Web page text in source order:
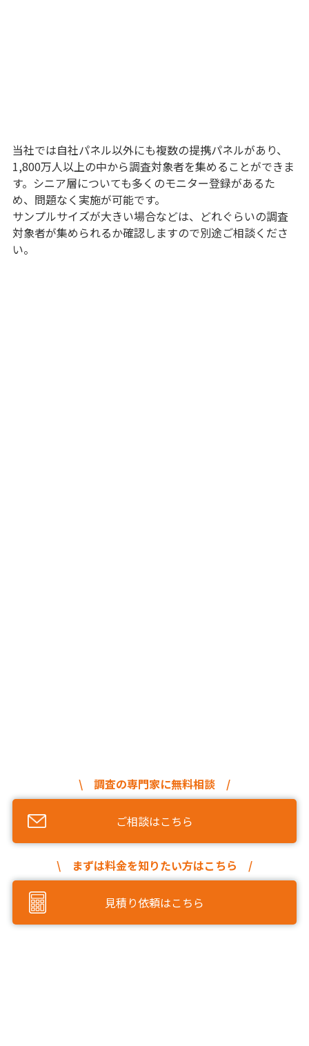
当社では自社パネル以外にも複数の提携パネルがあり、
1,800万人以上の中から調査対象者を集めることができま
す。シニア層についても多くのモニター登録があるた
め、問題なく実施が可能です。
サンプルサイズが大きい場合などは、どれぐらいの調査
対象者が集められるか確認しますので別途ご相談くださ
い。
\ 調査の専門家に無料相談 /
ご相談はこちら
\ まずは料金を知りたい方はこちら /
見積り依頼はこちら